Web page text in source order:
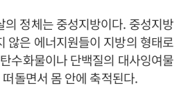
의 정체는 중성지방이다. 중성지방
않은 에너지원들이 지방의 형태로
수화물이나 단백질의 대사잉여물
돌면서 몸 안에 축적된다.